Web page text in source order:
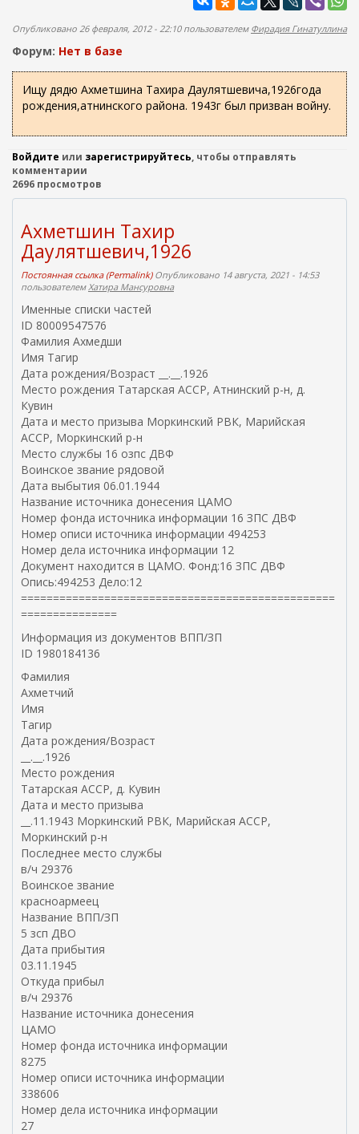
п
о
и
с
к
а
Опубликовано 26 февраля, 2012 - 22:10 пользователем Фирадия Гинатуллина
Форум: Нет в базе
Ищу дядю Ахметшина Тахира Даулятшевича,1926года
рождения,атнинского района. 1943г был призван войну.
Войдите или зарегистрируйтесь, чтобы отправлять
комментарии
2696 просмотров
Ахметшин Тахир
Даулятшевич,1926
Постоянная ссылка (Permalink)Опубликовано 14 августа, 2021 - 14:53
пользователемХатира Мансуровна
Именные списки частей
ID 80009547576
Фамилия Ахмедши
Имя Тагир
Дата рождения/Возраст __.__.1926
Место рождения Татарская АССР, Атнинский р-н, д.
Кувин
Дата и место призыва Моркинский РВК, Марийская
АССР, Моркинский р-н
Место службы 16 озпс ДВФ
Воинское звание рядовой
Дата выбытия 06.01.1944
Название источника донесения ЦАМО
Номер фонда источника информации 16 ЗПС ДВФ
Номер описи источника информации 494253
Номер дела источника информации 12
Документ находится в ЦАМО. Фонд:16 ЗПС ДВФ
Опись:494253 Дело:12
=================================================
===============
Информация из документов ВПП/ЗП
ID 1980184136
Фамилия
Ахметчий
Имя
Тагир
Дата рождения/Возраст
__.__.1926
Место рождения
Татарская АССР, д. Кувин
Дата и место призыва
__.11.1943 Моркинский РВК, Марийская АССР,
Моркинский р-н
Последнее место службы
в/ч 29376
Воинское звание
красноармеец
Название ВПП/ЗП
5 зсп ДВО
Дата прибытия
03.11.1945
Откуда прибыл
в/ч 29376
Название источника донесения
ЦАМО
Номер фонда источника информации
8275
Номер описи источника информации
338606
Номер дела источника информации
27